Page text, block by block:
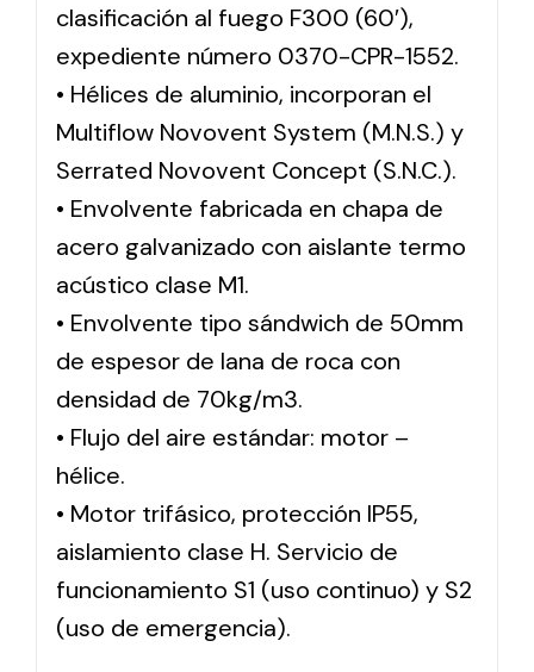
clasificación al fuego F300 (60′),
expediente número 0370-CPR-1552.
• Hélices de aluminio, incorporan el
Multiflow Novovent System (M.N.S.) y
Serrated Novovent Concept (S.N.C.).
• Envolvente fabricada en chapa de
acero galvanizado con aislante termo
acústico clase M1.
• Envolvente tipo sándwich de 50mm
de espesor de lana de roca con
densidad de 70kg/m3.
• Flujo del aire estándar: motor –
hélice.
• Motor trifásico, protección IP55,
aislamiento clase H. Servicio de
funcionamiento S1 (uso continuo) y S2
(uso de emergencia).